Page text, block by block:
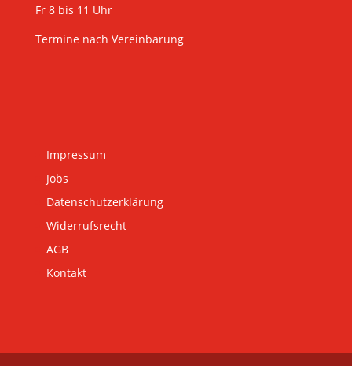
Fr 8 bis 11 Uhr
Termine nach Vereinbarung
Impressum
Jobs
Datenschutzerklärung
Widerrufsrecht
AGB
Kontakt